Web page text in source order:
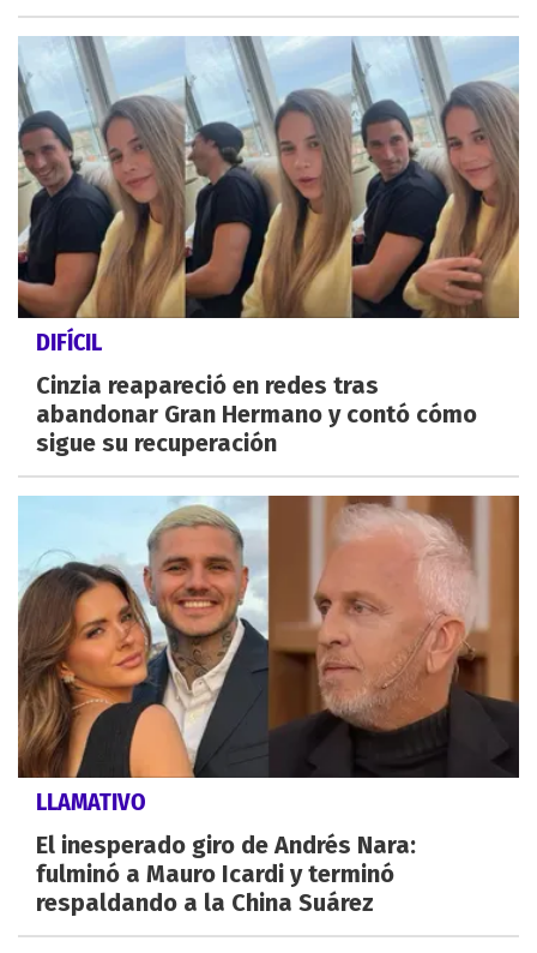
DIFÍCIL
Cinzia reapareció en redes tras
abandonar Gran Hermano y contó cómo
sigue su recuperación
LLAMATIVO
El inesperado giro de Andrés Nara:
fulminó a Mauro Icardi y terminó
respaldando a la China Suárez